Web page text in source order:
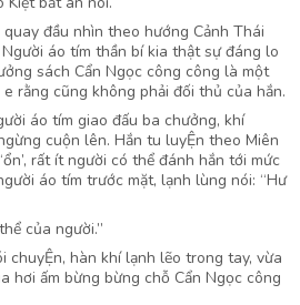
đầu nhìn theo hướng Cảnh Thái
áo tím thần bí kia thật sự đáng lo
sách Cẩn Ngọc công công là một
rằng cũng không phải đối thủ của hắn.
áo tím giao đấu ba chưởng, khí
cuộn lên. Hắn tu luyỆn theo Miên
rất ít người có thể đánh hắn tới mức
áo tím trước mặt, lạnh lùng nói: “Hư
của người.”
chuyỆn, hàn khí lạnh lẽo trong tay, vừa
hơi ấm bừng bừng chỗ Cẩn Ngọc công